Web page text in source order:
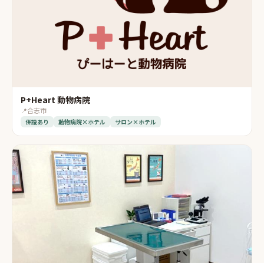
P+Heart 動物病院
📍合志市
併設あり 動物病院×ホテル サロン×ホテル